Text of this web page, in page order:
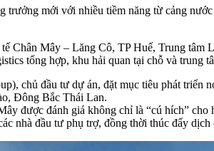
trưởng mới với nhiều tiềm năng từ cảng
Chân Mây – Lăng Cô, TP Huế, Trung
tổng hợp, khu hải quan tại chỗ và
chủ đầu tư dự án, đặt mục tiêu phát triển
Đông Bắc Thái Lan.
được đánh giá không chỉ là “cú hích”
nhà đầu tư phụ trợ, đồng thời thúc đẩy